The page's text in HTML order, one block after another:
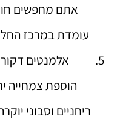
אתם מחפשים
עומדת במרכז
אלמנטים
הוספת צמחייה
ריחניים וסבוני